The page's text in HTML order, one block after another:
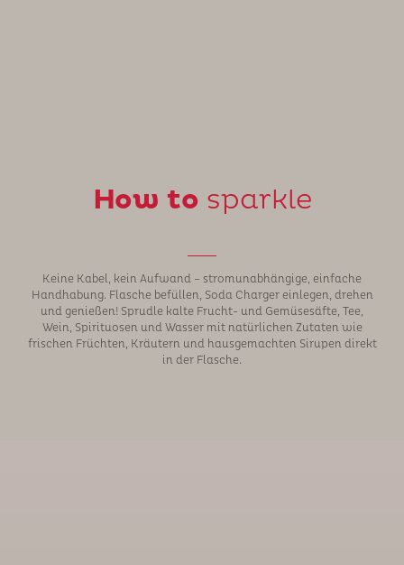
How to sparkle
Keine Kabel, kein Aufwand – stromunabhängige, einfache
Handhabung. Flasche befüllen, Soda Charger einlegen, drehen
und genießen! Sprudle kalte Frucht- und Gemüsesäfte, Tee,
Wein, Spirituosen und Wasser mit natürlichen Zutaten wie
frischen Früchten, Kräutern und hausgemachten Sirupen direkt
in der Flasche.